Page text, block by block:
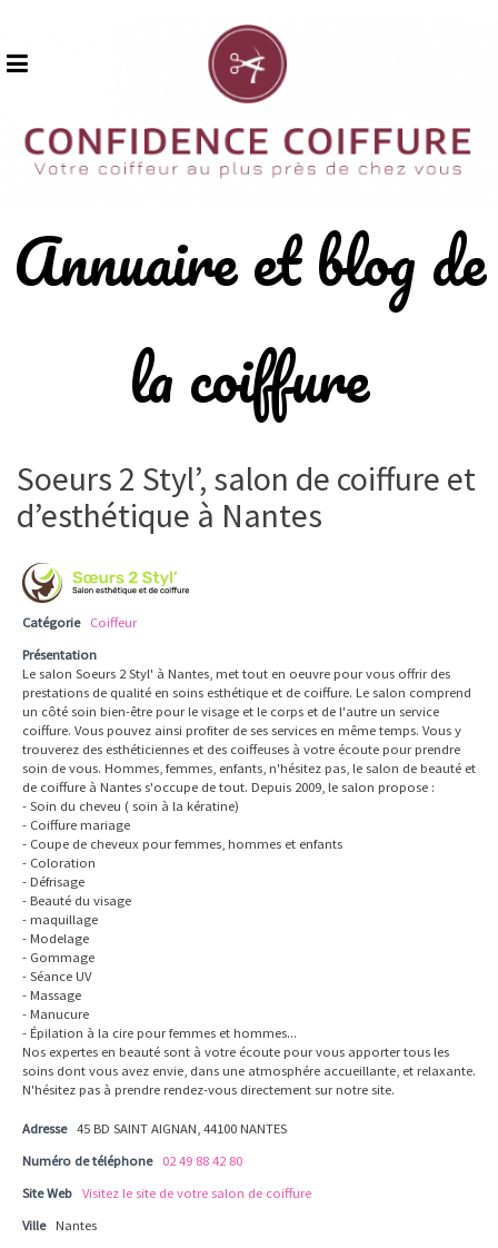
content
Annuaire et blog de
la coiffure
Soeurs 2 Styl’, salon de coiffure et
d’esthétique à Nantes
Catégorie
Coiffeur
Présentation
Le salon Soeurs 2 Styl' à Nantes, met tout en oeuvre pour vous offrir des
prestations de qualité en soins esthétique et de coiffure. Le salon comprend
un côté soin bien-être pour le visage et le corps et de l'autre un service
coiffure. Vous pouvez ainsi profiter de ses services en même temps. Vous y
trouverez des esthéticiennes et des coiffeuses à votre écoute pour prendre
soin de vous. Hommes, femmes, enfants, n'hésitez pas, le salon de beauté et
de coiffure à Nantes s'occupe de tout. Depuis 2009, le salon propose :
- Soin du cheveu ( soin à la kératine)
- Coiffure mariage
- Coupe de cheveux pour femmes, hommes et enfants
- Coloration
- Défrisage
- Beauté du visage
- maquillage
- Modelage
- Gommage
- Séance UV
- Massage
- Manucure
- Épilation à la cire pour femmes et hommes...
Nos expertes en beauté sont à votre écoute pour vous apporter tous les
soins dont vous avez envie, dans une atmosphére accueillante, et relaxante.
N'hésitez pas à prendre rendez-vous directement sur notre site.
Adresse 45 BD SAINT AIGNAN, 44100 NANTES
Numéro de téléphone
02 49 88 42 80
Site Web Visitez le site de votre salon de coiffure
Ville Nantes